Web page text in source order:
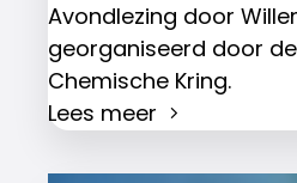
Avondlezing door
georganiseerd door
Chemische Kring.
Lees meer